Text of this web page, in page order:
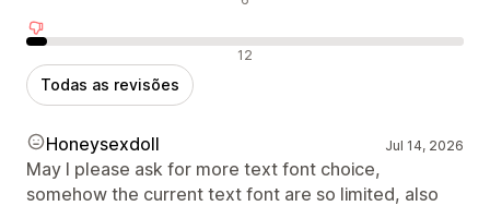
Avaliações negativas 12
Todas as revisões
Honeysexdoll Jul 14, 2026
May I please ask for more text font choice,
somehow the current text font are so limited, also